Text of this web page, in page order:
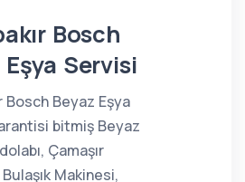
Bosch
Eşya Servisi
Bosch Beyaz Eşya
bitmiş Beyaz
Çamaşır
Makinesi,